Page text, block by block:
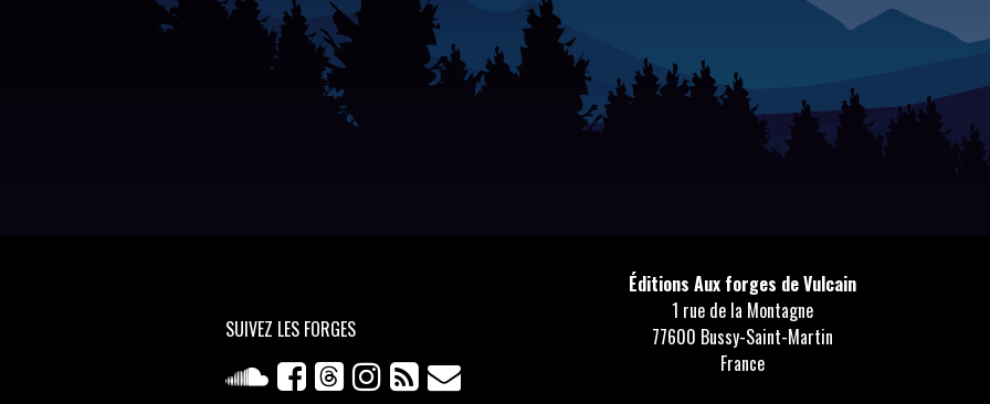
SUIVEZ LES FORGES
Éditions Aux forges de Vulcain
1 rue de la Montagne
77600 Bussy-Saint-Martin
France